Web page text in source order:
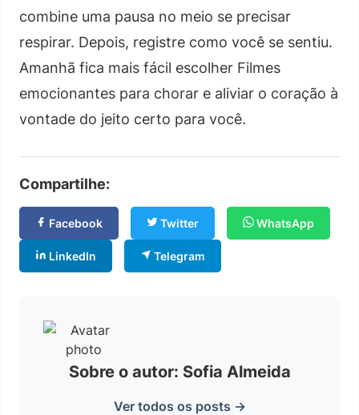
combine uma pausa no meio se precisar
respirar. Depois, registre como você se sentiu.
Amanhã fica mais fácil escolher Filmes
emocionantes para chorar e aliviar o coração à
vontade do jeito certo para você.
Compartilhe:
Facebook Twitter WhatsApp
LinkedIn Telegram
Sobre o autor: Sofia Almeida
Ver todos os posts →